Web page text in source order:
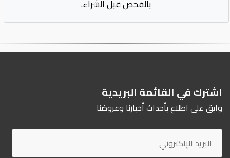
بالفحص قبل الشراء.
اشترك في القائمة البريدية
وابق على اطلاع بأحداث أخبارنا وعروضنا